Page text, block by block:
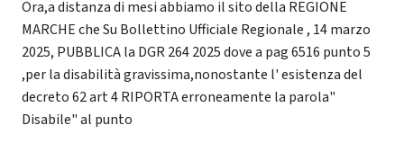
Ora,a distanza di mesi abbiamo il sito della REGIONE
MARCHE che Su Bollettino Ufficiale Regionale , 14 marzo
2025, PUBBLICA la DGR 264 2025 dove a pag 6516 punto 5
,per la disabilità gravissima,nonostante l' esistenza del
decreto 62 art 4 RIPORTA erroneamente la parola"
Disabile" al punto